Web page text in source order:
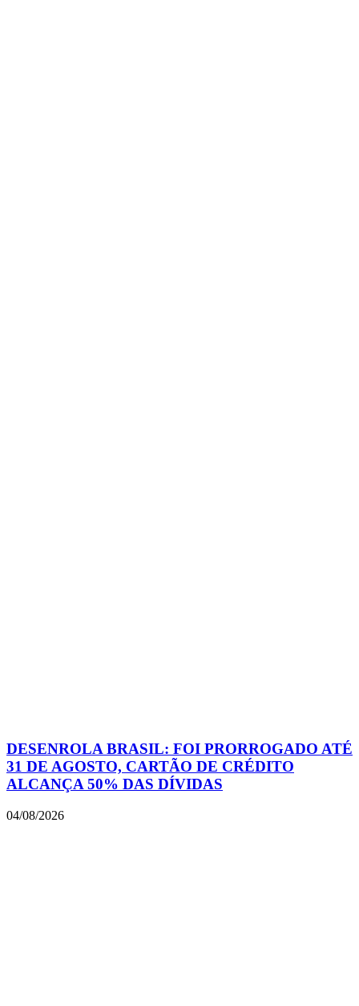
DESENROLA BRASIL: FOI PRORROGADO ATÉ
31 DE AGOSTO, CARTÃO DE CRÉDITO
ALCANÇA 50% DAS DÍVIDAS
04/08/2026